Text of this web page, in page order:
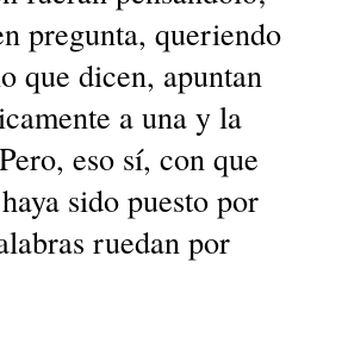
pregunta, queriendo
que dicen, apuntan
a una y la
eso sí, con que
sido puesto por
ruedan por